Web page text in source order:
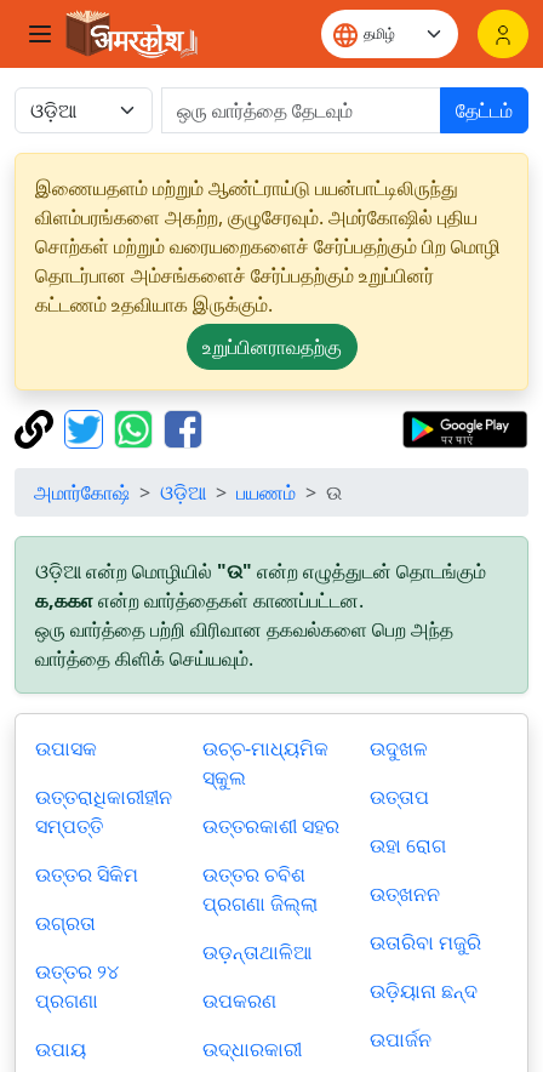
தேட்டம்
இணையதளம் மற்றும் ஆண்ட்ராய்டு பயன்பாட்டிலிருந்து
விளம்பரங்களை அகற்ற, குழுசேரவும். அமர்கோஷில் புதிய
சொற்கள் மற்றும் வரையறைகளைச் சேர்ப்பதற்கும் பிற மொழி
தொடர்பான அம்சங்களைச் சேர்ப்பதற்கும் உறுப்பினர்
கட்டணம் உதவியாக இருக்கும்.
உறுப்பினராவதற்கு
அமார்கோஷ் ଓଡ଼ିଆ பயணம் ଉ
ଓଡ଼ିଆ என்ற மொழியில் "ଉ" என்ற எழுத்துடன் தொடங்கும்
௧,௧௧௭என்ற வார்த்தைகள் காணப்பட்டன.
ஒரு வார்த்தை பற்றி விரிவான தகவல்களை பெற அந்த
வார்த்தை கிளிக் செய்யவும்.
ଉପାସକ
ଉତ୍ତରାଧିକାରୀହୀନ
ସମ୍ପତ୍ତି
ଉତ୍ତର ସିକିମ
ଉଗ୍ରତା
ଉତ୍ତର ୨୪
ପ୍ରଗଣା
ଉପାୟ
ଉଚ୍ଚ-ମାଧ୍ୟମିକ
ସ୍କୁଲ
ଉତ୍ତରକାଶୀ ସହର
ଉତ୍ତର ଚବିଶ
ପ୍ରଗଣା ଜିଲ୍ଲା
ଉଡ଼ନ୍ତାଥାଳିଆ
ଉପକରଣ
ଉଦ୍ଧାରକାରୀ
ଉଦୁଖଳ
ଉତ୍ତାପ
ଉହା ରୋଗ
ଉତ୍ଖନନ
ଉତାରିବା ମଜୁରି
ଉଡ଼ିୟାନା ଛନ୍ଦ
ଉପାର୍ଜନ